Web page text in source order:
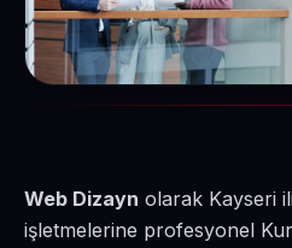
Web Dizayn olarak Kayseri
işletmelerine profesyonel